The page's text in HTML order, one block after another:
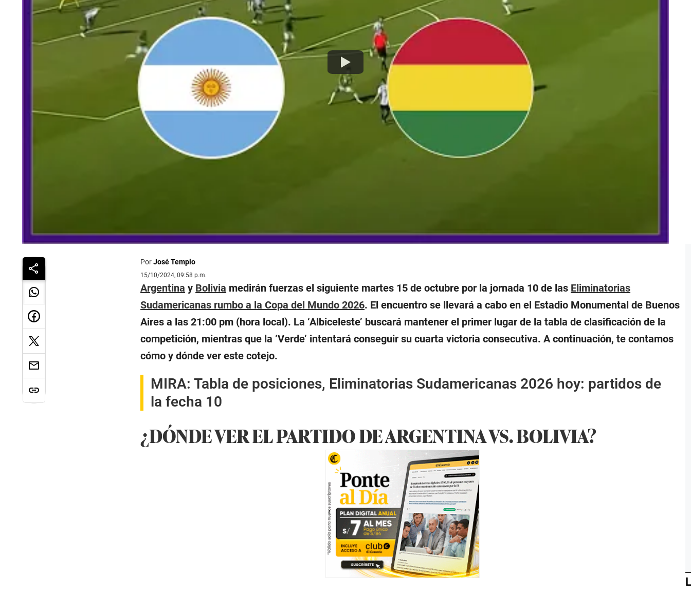
PorJosé Templo
15/10/2024, 09:58 p.m.
Argentina y Bolivia medirán fuerzas el siguiente martes 15 de octubre por la jornada 10 de las Eliminatorias
Sudamericanas rumbo a la Copa del Mundo 2026. El encuentro se llevará a cabo en el Estadio Monumental de Buenos
Aires a las 21:00 pm (hora local). La ‘Albiceleste’ buscará mantener el primer lugar de la tabla de clasificación de la
competición, mientras que la ‘Verde’ intentará conseguir su cuarta victoria consecutiva. A continuación, te contamos
cómo y dónde ver este cotejo.
MIRA:Tabla de posiciones, Eliminatorias Sudamericanas 2026 hoy: partidos de
la fecha 10
¿DÓNDE VER EL PARTIDO DE ARGENTINA VS. BOLIVIA?